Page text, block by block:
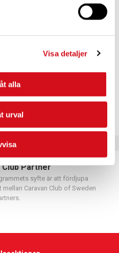
Visa detaljer
alla
urval
och följ anvisningarna.
Club Partner
syfte är att fördjupa
mellan Caravan Club of Sweden